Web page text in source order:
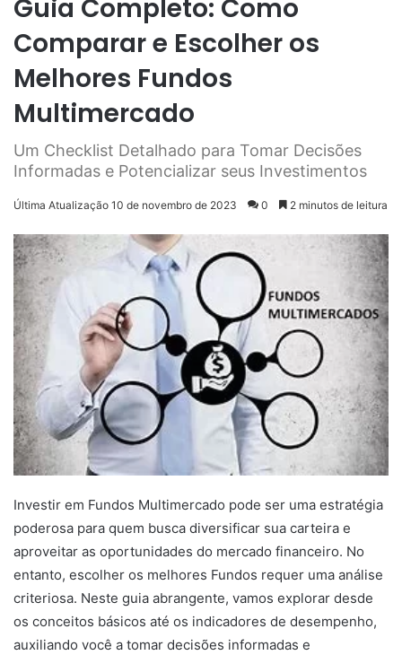
Guia Completo: Como
Comparar e Escolher os
Melhores Fundos
Multimercado
Um Checklist Detalhado para Tomar Decisões
Informadas e Potencializar seus Investimentos
Última Atualização 10 de novembro de 2023 0 2 minutos de leitura
Investir em Fundos Multimercado pode ser uma estratégia
poderosa para quem busca diversificar sua carteira e
aproveitar as oportunidades do mercado financeiro. No
entanto, escolher os melhores Fundos requer uma análise
criteriosa. Neste guia abrangente, vamos explorar desde
os conceitos básicos até os indicadores de desempenho,
auxiliando você a tomar decisões informadas e